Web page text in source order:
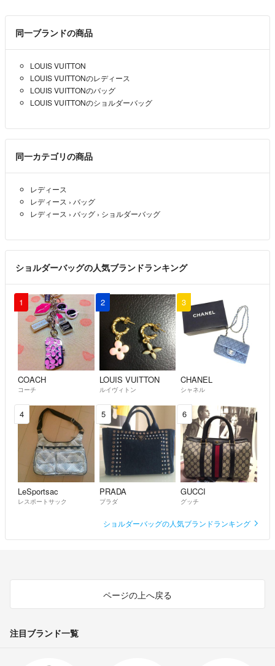
同一ブランドの商品
LOUIS VUITTON
LOUIS VUITTONのレディース
LOUIS VUITTONのバッグ
LOUIS VUITTONのショルダーバッグ
同一カテゴリの商品
レディース
レディース › バッグ
レディース › バッグ › ショルダーバッグ
ショルダーバッグの人気ブランドランキング
1
COACH
コーチ
2
LOUIS VUITTON
ルイヴィトン
3
CHANEL
シャネル
4
LeSportsac
レスポートサック
5
PRADA
プラダ
6
GUCCI
グッチ
ショルダーバッグの人気ブランドランキング
ページの上へ戻る
注目ブランド一覧